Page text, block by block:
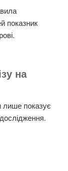
показник
на
лише показує